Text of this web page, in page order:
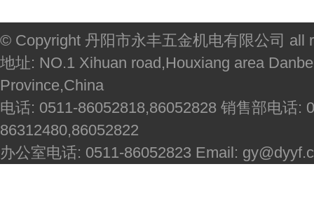
© Copyright 丹阳市永丰五金机电有限公司 all
地址: NO.1 Xihuan road,Houxiang area
Province,China
电话: 0511-86052818,86052828 销售部电话:
86312480,86052822
办公室电话: 0511-86052823 Email: